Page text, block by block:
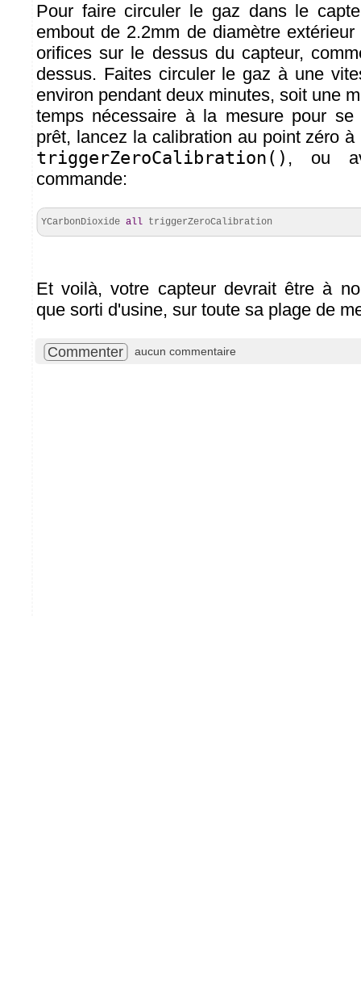
Pour faire circuler le gaz dans le
embout de 2.2mm de diamètre
orifices sur le dessus du capteur,
dessus. Faites circuler le gaz à une
environ pendant deux minutes, soit une
temps nécessaire à la mesure pour se
prêt, lancez la calibration au point zéro
triggerZeroCalibration() , ou
commande:
YCarbonDioxide all triggerZeroCalibration
Et voilà, votre capteur devrait être à
que sorti d'usine, sur toute sa plage de
Commenter aucun commentaire